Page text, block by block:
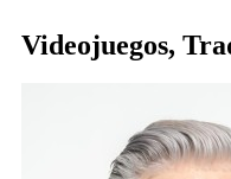
Videojuegos,